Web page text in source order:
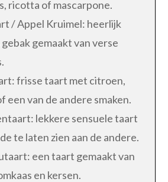
ricotta of mascarpone.
/ Appel Kruimel: heerlijk
gemaakt van verse
frisse taart met citroen,
een van de andere smaken.
lekkere sensuele taart
te laten zien aan de andere.
een taart gemaakt van
en kersen.